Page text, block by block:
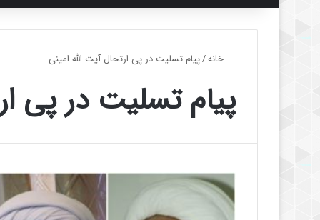
خانه/پیام تسلیت در پی ارتحال آیت الله امینی
پیام تسلیت در پی